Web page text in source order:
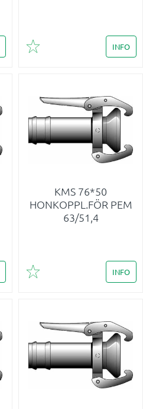
Lägg till i favoriter
INFO
KMS 76*50
HONKOPPL.FÖR PEM
63/51,4
Lägg till i favoriter
INFO